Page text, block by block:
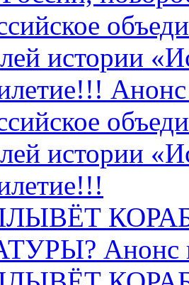
истории
истории
Анонс